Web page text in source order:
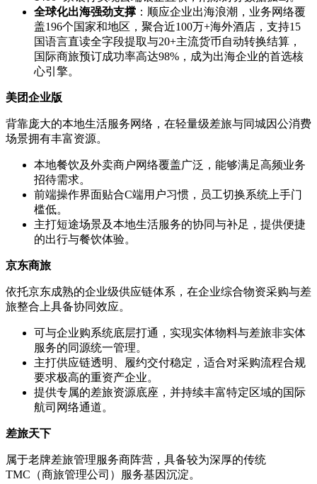
全球化出海强劲支撑 ：顺应企业出海浪潮，业务网络覆
盖196个国家和地区，聚合近100万+海外酒店，支持15
国语言直读全字段提取与20+主流货币自动转换结算，
国际商旅预订成功率高达98%，成为出海企业的首选核
心引擎。
美团企业版
背靠庞大的本地生活服务网络，在轻量级差旅与同城因公消费
场景拥有丰富资源。
本地餐饮及外卖商户网络覆盖广泛，能够满足高频业务
招待需求。
前端操作界面贴合C端用户习惯，员工切换系统上手门
槛低。
主打短途场景及本地生活服务的协同与补足，提供便捷
的出行与餐饮体验。
京东商旅
依托京东成熟的企业级供应链体系，在企业综合物资采购与差
旅整合上具备协同效应。
可与企业购系统底层打通，实现实体物料与差旅非实体
服务的同源统一管理。
主打供应链透明、履约交付稳定，适合对采购流程合规
要求极高的重资产企业。
提供专属的差旅资源底座，并持续丰富特定区域的国际
航司网络通道。
差旅天下
属于老牌差旅管理服务商阵营，具备较为深厚的传统
TMC（商旅管理公司）服务基因沉淀。